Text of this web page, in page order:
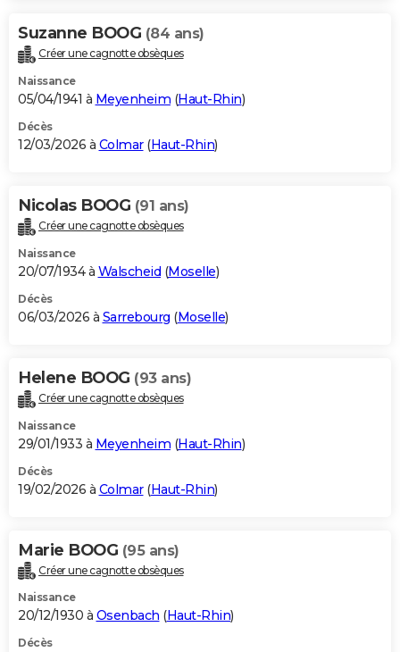
Carte de Noël
Carte Bonne année
Carte Saint-Valentin
Carte Pâques
Carte d'anniversaire
DICTIONNAIRE
Dictionnaire
Biographies
Citations
Expressions
Proverbes
PROGRAMME TV
S'inscrire
Se connecter
Lycées
Collèges
Primaires
Universités
Entreprises
Service militaire
Avis de recherche
AVIS DE DÉCÈS
Bricolage
Lifestyle
Culture
Sport
Auto
Television
Voyage
Cinema
Suzanne BOOG (84 ans)
Créer une cagnotte obsèques
Naissance
05/04/1941 à Meyenheim (Haut-Rhin)
Décès
12/03/2026 à Colmar(Haut-Rhin)
Nicolas BOOG (91 ans)
Créer une cagnotte obsèques
Naissance
20/07/1934 à Walscheid (Moselle)
Décès
06/03/2026 à Sarrebourg (Moselle)
Helene BOOG (93 ans)
Créer une cagnotte obsèques
Naissance
29/01/1933 à Meyenheim (Haut-Rhin)
Décès
19/02/2026 à Colmar(Haut-Rhin)
Marie BOOG (95 ans)
Créer une cagnotte obsèques
Naissance
20/12/1930 à Osenbach (Haut-Rhin)
Décès